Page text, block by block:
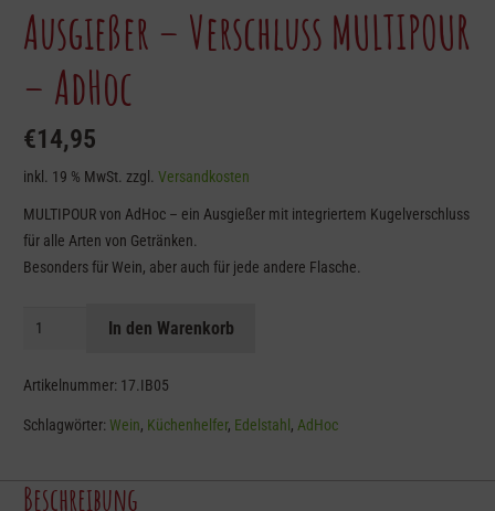
Ausgießer – Verschluss MULTIPOUR
– AdHoc
€14,95
inkl. 19 % MwSt. zzgl. Versandkosten
MULTIPOUR von AdHoc – ein Ausgießer mit integriertem Kugelverschluss
für alle Arten von Getränken.
Besonders für Wein, aber auch für jede andere Flasche.
Ausgießer
-
In den Warenkorb
Artikelnummer: 17.IB05
Schlagwörter: Wein, Küchenhelfer, Edelstahl , AdHoc
Beschreibung